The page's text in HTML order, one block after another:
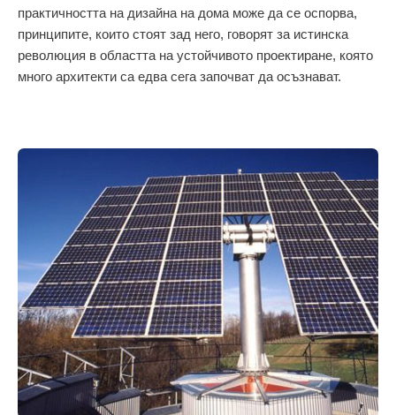
практичността на дизайна на дома може да се оспорва,
принципите, които стоят зад него, говорят за истинска
революция в областта на устойчивото проектиране, която
много архитекти са едва сега започват да осъзнават.